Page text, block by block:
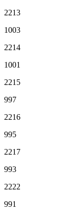
2213
1003
2214
1001
2215
997
2216
995
2217
993
2222
991